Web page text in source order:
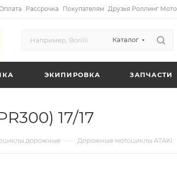
Рассрочка Покупателям Друзья Роллинг Мото
Каталог
ЭКИПИРОВКА ЗАПЧАСТИ
17/17
дорожные — Дорожные мотоциклы ATAKI